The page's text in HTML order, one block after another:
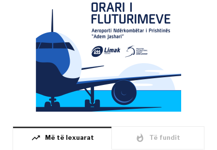
trending_up Më të lexuarat whatshot Të fundit